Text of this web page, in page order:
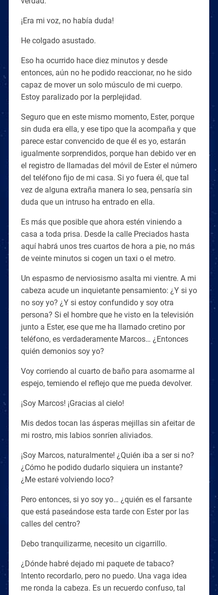
¡Era mi voz, no había duda!
He colgado asustado.
Eso ha ocurrido hace diez minutos y desde
entonces, aún no he podido reaccionar, no he sido
capaz de mover un solo músculo de mi cuerpo.
Estoy paralizado por la perplejidad.
Seguro que en este mismo momento, Ester, porque
sin duda era ella, y ese tipo que la acompaña y que
parece estar convencido de que él es yo, estarán
igualmente sorprendidos, porque han debido ver en
el registro de llamadas del móvil de Ester el número
del teléfono fijo de mi casa. Si yo fuera él, que tal
vez de alguna extraña manera lo sea, pensaría sin
duda que un intruso ha entrado en ella.
Es más que posible que ahora estén viniendo a
casa a toda prisa. Desde la calle Preciados hasta
aquí habrá unos tres cuartos de hora a pie, no más
de veinte minutos si cogen un taxi o el metro.
Un espasmo de nerviosismo asalta mi vientre. A mi
cabeza acude un inquietante pensamiento: ¿Y si yo
no soy yo? ¿Y si estoy confundido y soy otra
persona? Si el hombre que he visto en la televisión
junto a Ester, ese que me ha llamado cretino por
teléfono, es verdaderamente Marcos… ¿Entonces
quién demonios soy yo?
Voy corriendo al cuarto de baño para asomarme al
espejo, temiendo el reflejo que me pueda devolver.
¡Soy Marcos! ¡Gracias al cielo!
Mis dedos tocan las ásperas mejillas sin afeitar de
mi rostro, mis labios sonríen aliviados.
¡Soy Marcos, naturalmente! ¿Quién iba a ser si no?
¿Cómo he podido dudarlo siquiera un instante?
¿Me estaré volviendo loco?
Pero entonces, si yo soy yo… ¿quién es el farsante
que está paseándose esta tarde con Ester por las
calles del centro?
Debo tranquilizarme, necesito un cigarrillo.
¿Dónde habré dejado mi paquete de tabaco?
Intento recordarlo, pero no puedo. Una vaga idea
me ronda la cabeza. Es un recuerdo confuso, tal